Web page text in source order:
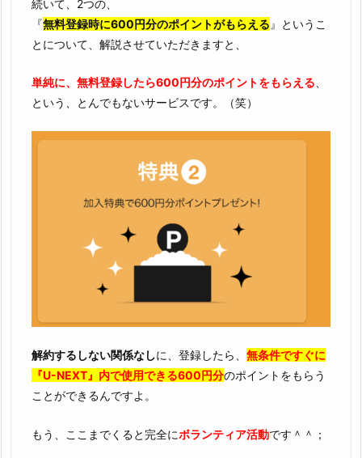
続いて、2つの、
『無料登録時に600円分のポイントがもらえる 』というこ
とについて、解説させていただきますと、
単純に、無料登録したら600円分のポイントをもらえる、
という、とんでもないサービスです。（笑）
解約するしない関係なしに、登録したら、 無条件ですぐに
『U-NEXT』内で使用できる600円分のポイントをもらう
ことができるんですよ。
もう、ここまでくると完全にボランティア活動です＾＾；